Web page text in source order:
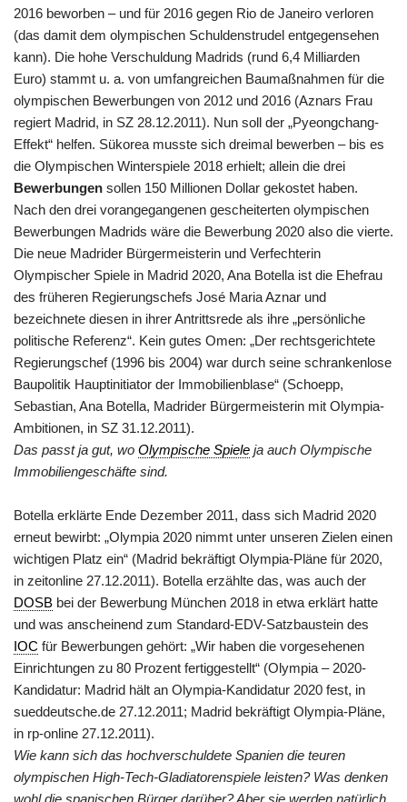
2016 beworben – und für 2016 gegen Rio de Janeiro verloren
(das damit dem olympischen Schuldenstrudel entgegensehen
kann). Die hohe Verschuldung Madrids (rund 6,4 Milliarden
Euro) stammt u. a. von umfangreichen Baumaßnahmen für die
olympischen Bewerbungen von 2012 und 2016 (Aznars Frau
regiert Madrid, in SZ 28.12.2011). Nun soll der „Pyeongchang-
Effekt“ helfen. Sükorea musste sich dreimal bewerben – bis es
die Olympischen Winterspiele 2018 erhielt; allein die drei
Bewerbungen sollen 150 Millionen Dollar gekostet haben.
Nach den drei vorangegangenen gescheiterten olympischen
Bewerbungen Madrids wäre die Bewerbung 2020 also die vierte.
Die neue Madrider Bürgermeisterin und Verfechterin
Olympischer Spiele in Madrid 2020, Ana Botella ist die Ehefrau
des früheren Regierungschefs José Maria Aznar und
bezeichnete diesen in ihrer Antrittsrede als ihre „persönliche
politische Referenz“. Kein gutes Omen: „Der rechtsgerichtete
Regierungschef (1996 bis 2004) war durch seine schrankenlose
Baupolitik Hauptinitiator der Immobilienblase“ (Schoepp,
Sebastian, Ana Botella, Madrider Bürgermeisterin mit Olympia-
Ambitionen, in SZ 31.12.2011).
Das passt ja gut, wo Olympische Spiele ja auch Olympische
Immobiliengeschäfte sind.
Botella erklärte Ende Dezember 2011, dass sich Madrid 2020
erneut bewirbt: „Olympia 2020 nimmt unter unseren Zielen einen
wichtigen Platz ein“ (Madrid bekräftigt Olympia-Pläne für 2020,
in zeitonline 27.12.2011). Botella erzählte das, was auch der
DOSB bei der Bewerbung München 2018 in etwa erklärt hatte
und was anscheinend zum Standard-EDV-Satzbaustein des
IOC für Bewerbungen gehört: „Wir haben die vorgesehenen
Einrichtungen zu 80 Prozent fertiggestellt“ (Olympia – 2020-
Kandidatur: Madrid hält an Olympia-Kandidatur 2020 fest, in
sueddeutsche.de 27.12.2011; Madrid bekräftigt Olympia-Pläne,
in rp-online 27.12.2011).
Wie kann sich das hochverschuldete Spanien die teuren
olympischen High-Tech-Gladiatorenspiele leisten? Was denken
wohl die spanischen Bürger darüber? Aber sie werden natürlich